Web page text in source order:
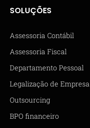
SOLUÇÕES
Assessoria Contábil
Assessoria Fiscal
Departamento Pessoal
Legalização de Empresa
Outsourcing
BPO financeiro